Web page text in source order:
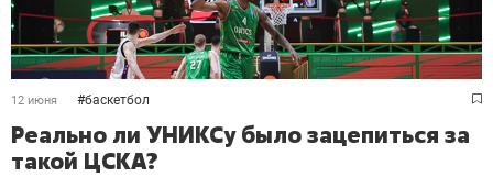
12 июня #баскетбол
Реально ли УНИКСу было зацепиться за
такой ЦСКА?